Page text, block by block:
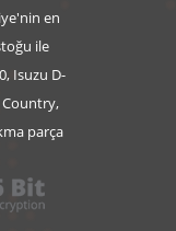
en
ile
Isuzu D-
Country,
parça